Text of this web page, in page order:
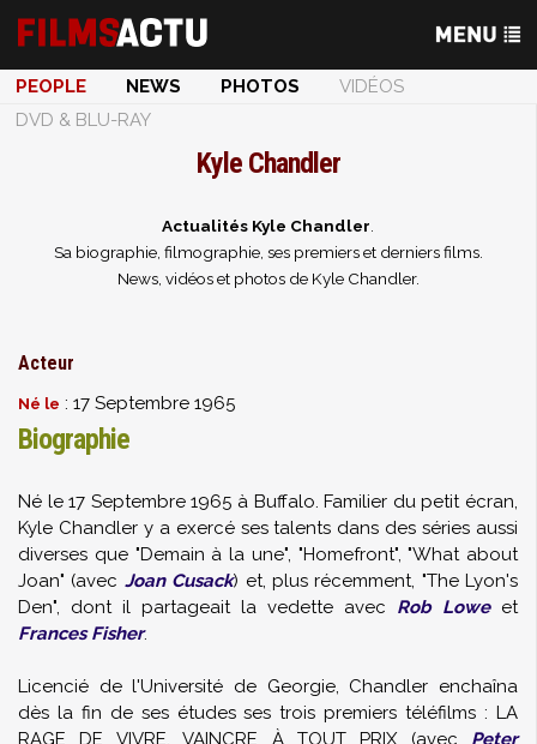
PEOPLE NEWS PHOTOS
VIDÉOS
DVD & BLU-RAY
Kyle Chandler
Actualités Kyle Chandler
Sa biographie, filmographie, ses premiers et derniers films.
News, vidéos et photos de Kyle Chandler.
Acteur
Né le : 17 Septembre 1965
Biographie
Né le 17 Septembre 1965 à Buffalo. Familier du petit écran,
Kyle Chandler y a exercé ses talents dans des séries aussi
diverses que "Demain à la une", "Homefront", "What about
Joan" (avec Joan Cusack) et, plus récemment, "The Lyon's
Den", dont il partageait la vedette avec Rob Loweet
Frances Fisher.
Licencié de l'Université de Georgie, Chandler enchaîna
dès la fin de ses études ses trois premiers téléfilms : LA
RAGE DE VIVRE, VAINCRE À TOUT PRIX (avec Peter